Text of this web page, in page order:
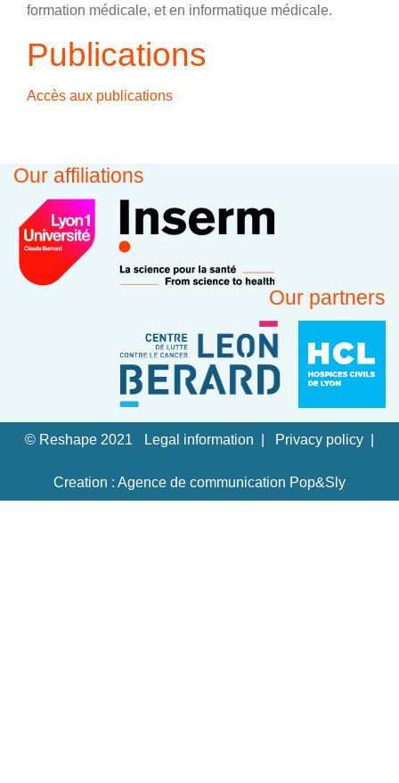
formation médicale, et en informatique médicale.
Publications
Accès aux publications
Our affiliations
Our partners
© Reshape 2021 Legal information Privacy policy
Creation : Agence de communication Pop&Sly